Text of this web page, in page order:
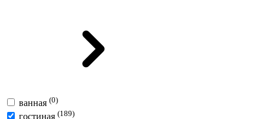
ванная (0)
гостиная (189)